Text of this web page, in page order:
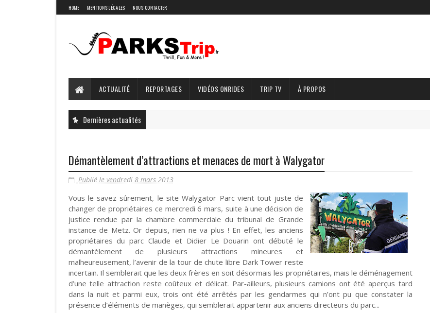
HOME MENTIONS LÉGALES NOUS CONTACTER
ACTUALITÉ REPORTAGES VIDÉOS ONRIDES TRIP TV À PROPOS
Dernières actualités
Démantèlement d’attractions et menaces de mort à Walygator
Publié le vendredi 8 mars 2013
Vous le savez sûrement, le site Walygator Parc vient tout juste de
changer de propriétaires ce mercredi 6 mars, suite à une décision de
justice rendue par la chambre commerciale du tribunal de Grande
instance de Metz. Or depuis, rien ne va plus ! En effet, les anciens
propriétaires du parc Claude et Didier Le Douarin ont débuté le
démantèlement de plusieurs attractions mineures et
malheureusement, l’avenir de la tour de chute libre Dark Tower reste
incertain. Il semblerait que les deux frères en soit désormais les propriétaires, mais le déménagement
d’une telle attraction reste coûteux et délicat. Par-ailleurs, plusieurs camions ont été aperçus tard
dans la nuit et parmi eux, trois ont été arrêtés par les gendarmes qui n’ont pu que constater la
présence d’éléments de manèges, qui semblerait appartenir aux anciens directeurs du parc...